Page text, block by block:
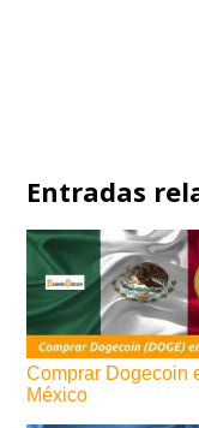
Entradas
Comprar Dogecoin
México